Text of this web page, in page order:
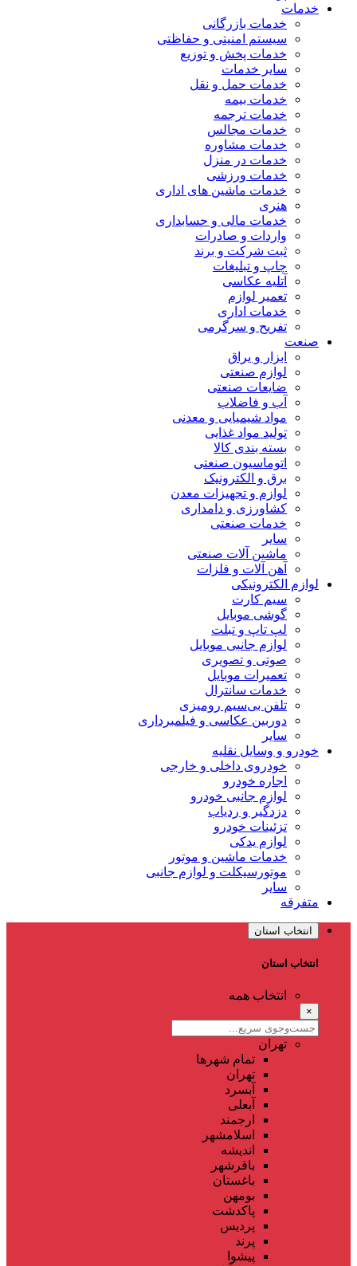
خدمات
خدمات بازرگانی
سیستم امنیتی و حفاظتی
خدمات پخش و توزیع
سایر خدمات
خدمات حمل و نقل
خدمات بیمه
خدمات ترجمه
خدمات مجالس
خدمات مشاوره
خدمات در منزل
خدمات ورزشی
خدمات ماشین های اداری
هنری
خدمات مالی و حسابداری
واردات و صادرات
ثبت شرکت و برند
چاپ و تبلیغات
آتلیه عکاسی
تعمیر لوازم
خدمات اداری
تفریح و سرگرمی
صنعت
ابزار و یراق
لوازم صنعتی
ضایعات صنعتی
آب و فاضلاب
مواد شیمیایی و معدنی
تولید مواد غذایی
بسته بندی کالا
اتوماسیون صنعتی
برق و الکترونیک
لوازم و تجهیزات معدن
کشاورزی و دامداری
خدمات صنعتی
سایر
ماشین آلات صنعتی
آهن آلات و فلزات
لوازم الکترونیکی
سیم کارت
گوشی موبایل
لپ تاپ و تبلت
لوازم جانبی موبایل
صوتی و تصویری
تعمیرات موبایل
خدمات سانترال
تلفن بی‌سیم رومیزی
دوربین عکاسی و فیلمبرداری
سایر
خودرو و وسایل نقلیه
خودروی داخلی و خارجی
اجاره خودرو
لوازم جانبی خودرو
دزدگیر و ردیاب
تزئینات خودرو
لوازم یدکی
خدمات ماشین و موتور
موتورسیکلت و لوازم جانبی
سایر
متفرقه
انتخاب استان
انتخاب استان
انتخاب همه
×
تهران
تمام شهر‌ها
تهران
آبسرد
آبعلی
ارجمند
اسلامشهر
اندیشه
باقرشهر
باغستان
بومهن
پاکدشت
پردیس
پرند
پیشوا